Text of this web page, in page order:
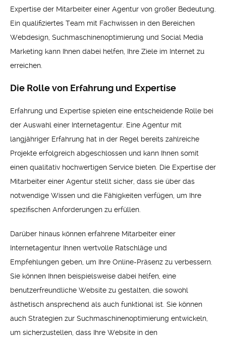
Expertise der Mitarbeiter einer Agentur von großer Bedeutung.
Ein qualifiziertes Team mit Fachwissen in den Bereichen
Webdesign, Suchmaschinenoptimierung und Social Media
Marketing kann Ihnen dabei helfen, Ihre Ziele im Internet zu
erreichen.
Die Rolle von Erfahrung und Expertise
Erfahrung und Expertise spielen eine entscheidende Rolle bei
der Auswahl einer Internetagentur. Eine Agentur mit
langjähriger Erfahrung hat in der Regel bereits zahlreiche
Projekte erfolgreich abgeschlossen und kann Ihnen somit
einen qualitativ hochwertigen Service bieten. Die Expertise der
Mitarbeiter einer Agentur stellt sicher, dass sie über das
notwendige Wissen und die Fähigkeiten verfügen, um Ihre
spezifischen Anforderungen zu erfüllen.
Darüber hinaus können erfahrene Mitarbeiter einer
Internetagentur Ihnen wertvolle Ratschläge und
Empfehlungen geben, um Ihre Online-Präsenz zu verbessern.
Sie können Ihnen beispielsweise dabei helfen, eine
benutzerfreundliche Website zu gestalten, die sowohl
ästhetisch ansprechend als auch funktional ist. Sie können
auch Strategien zur Suchmaschinenoptimierung entwickeln,
um sicherzustellen, dass Ihre Website in den